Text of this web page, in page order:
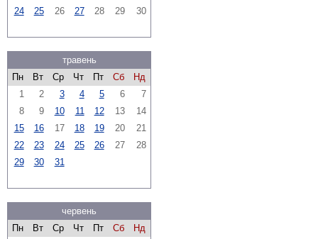
24
25 26 27 28 29 30
травень
Пн
Вт Ср Чт Пт Сб
Нд
1
2 3 4 5 6
7
8
9 10 11 12 13
14
15
16 17 18 19 20
21
22
23 24 25 26 27
28
29
30 31
червень
Пн
Вт Ср Чт Пт Сб
Нд